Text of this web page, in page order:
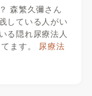
森繁久彌さん
している人がい
る隠れ尿療法人
ます。 尿療法